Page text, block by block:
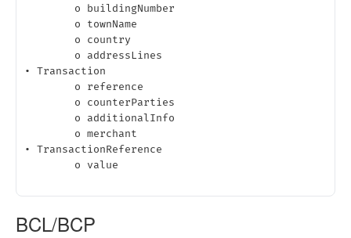
• Transaction
• TransactionReference
BCL/BCP